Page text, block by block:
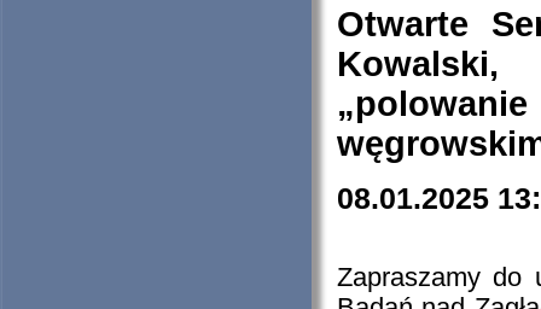
Otwarte
08.01.2025
Zapraszamy do